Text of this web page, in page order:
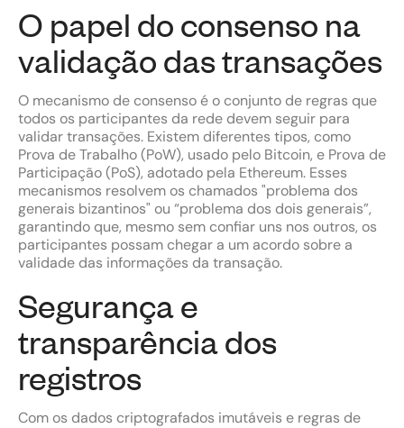
O papel do consenso na
validação das transações
O mecanismo de consenso é o conjunto de regras que
todos os participantes da rede devem seguir para
validar transações. Existem diferentes tipos, como
Prova de Trabalho (PoW), usado pelo Bitcoin, e Prova de
Participação (PoS), adotado pela Ethereum. Esses
mecanismos resolvem os chamados "problema dos
generais bizantinos" ou “problema dos dois generais”,
garantindo que, mesmo sem confiar uns nos outros, os
participantes possam chegar a um acordo sobre a
validade das informações da transação.
Segurança e
transparência dos
registros
Com os dados criptografados imutáveis e regras de